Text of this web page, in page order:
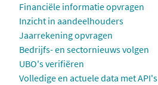
Financiële informatie opvragen
Inzicht in aandeelhouders
Jaarrekening opvragen
Bedrijfs- en sectornieuws volgen
UBO's verifiëren
Volledige en actuele data met API's